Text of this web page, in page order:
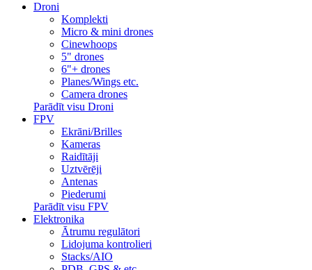
Droni
Komplekti
Micro & mini drones
Cinewhoops
5" drones
6"+ drones
Planes/Wings etc.
Camera drones
Parādīt visu Droni
FPV
Ekrāni/Brilles
Kameras
Raidītāji
Uztvērēji
Antenas
Piederumi
Parādīt visu FPV
Elektronika
Ātrumu regulātori
Lidojuma kontrolieri
Stacks/AIO